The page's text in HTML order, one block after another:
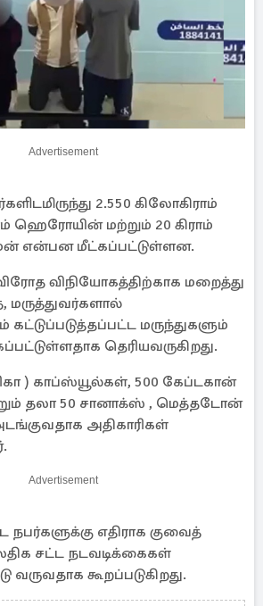
Advertisement
2.550 கிலோகிராம்
ஹெரோயின் மற்றும் 20 கிராம்
என்பன மீட்கப்பட்டுள்ளன.
விநியோகத்திற்காக மறைத்து
மருத்துவர்களால்
கட்டுப்படுத்தப்பட்ட மருந்துகளும்
தெரியவருகிறது.
) காப்ஸ்யூல்கள், 500 கேப்டகான்
தலா 50 சானாக்ஸ் , மெத்தடோன்
அதிகாரிகள்
Advertisement
எதிராக குவைத்
சட்ட நடவடிக்கைகள்
கூறப்படுகிறது.